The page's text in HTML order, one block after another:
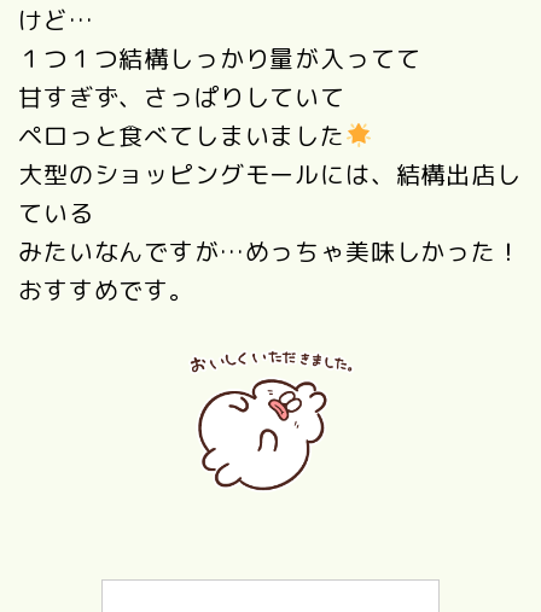
けど…
１つ１つ結構しっかり量が入ってて
甘すぎず、さっぱりしていて
ペロっと食べてしまいました
大型のショッピングモールには、結構出店し
ている
みたいなんですが…めっちゃ美味しかった！
おすすめです。